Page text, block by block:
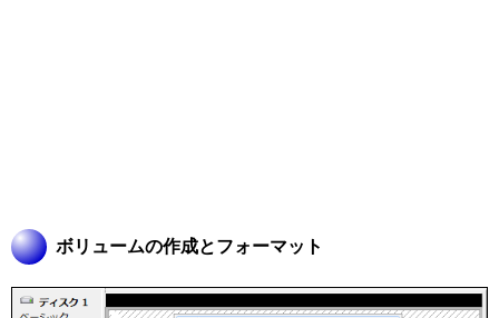
ボリュームの作成とフォーマット